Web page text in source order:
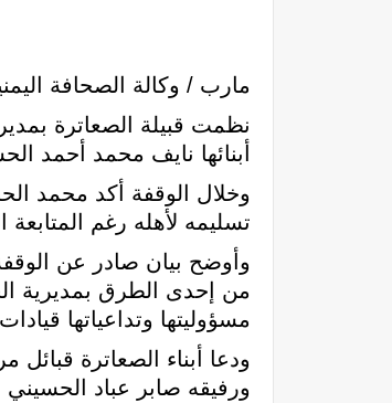
مارب / وكالة الصحافة
نظمت قبيلة الصعاترة
أبنائها نايف محمد أحمد
وخلال الوقفة أكد محمد
تسليمه لأهله رغم
وأوضح بيان صادر عن
من إحدى الطرق بمديرية
مسؤوليتها وتداعياتها
ودعا أبناء الصعاترة
ورفيقه صابر عباد